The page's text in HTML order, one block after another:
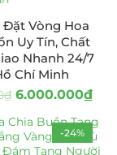
Đặt Vòng Hoa
Uy Tín, Chất
Nhanh 24/7
Chí Minh
₫ 6.000.000₫
-24%